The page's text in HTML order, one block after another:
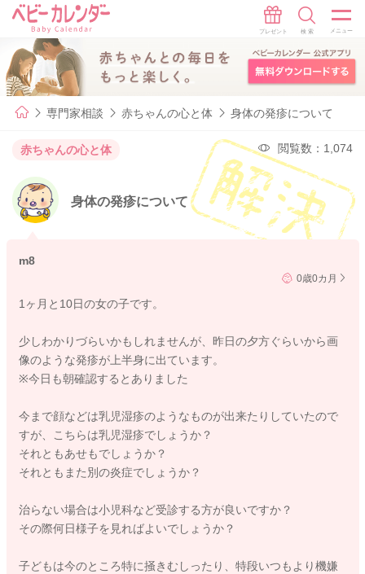
専門家相談 赤ちゃんの心と体 身体の発疹について
赤ちゃんの心と体 閲覧数：1,074
身体の発疹について
m8
0歳0カ月
1ヶ月と10日の女の子です。
少しわかりづらいかもしれませんが、昨日の夕方ぐらいから画
像のような発疹が上半身に出ています。
※今日も朝確認するとありました
今まで顔などは乳児湿疹のようなものが出来たりしていたので
すが、こちらは乳児湿疹でしょうか？
それともあせもでしょうか？
それともまた別の炎症でしょうか？
治らない場合は小児科など受診する方が良いですか？
その際何日様子を見ればよいでしょうか？
子どもは今のところ特に掻きむしったり、特段いつもより機嫌